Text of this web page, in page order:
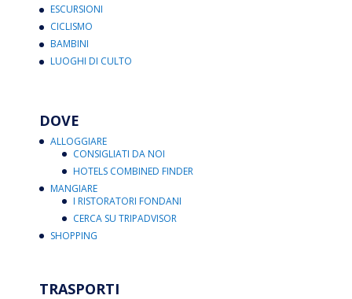
ESCURSIONI
CICLISMO
BAMBINI
LUOGHI DI CULTO
DOVE
ALLOGGIARE
CONSIGLIATI DA NOI
HOTELS COMBINED FINDER
MANGIARE
I RISTORATORI FONDANI
CERCA SU TRIPADVISOR
SHOPPING
TRASPORTI